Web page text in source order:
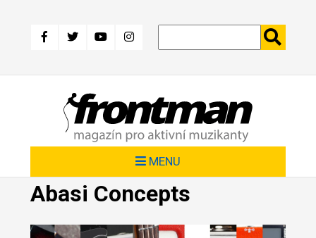
hlavnímu
MENU
Abasi Concepts